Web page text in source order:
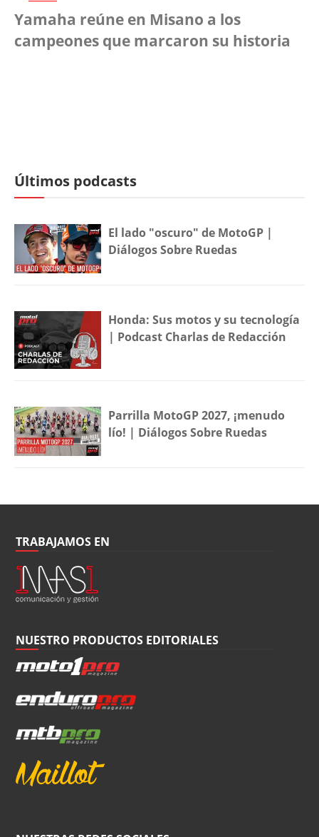
Yamaha reúne en Misano a los
campeones que marcaron su historia
Últimos podcasts
El lado "oscuro" de MotoGP |
Diálogos Sobre Ruedas
Honda: Sus motos y su tecnología
| Podcast Charlas de Redacción
Parrilla MotoGP 2027, ¡menudo
lío! | Diálogos Sobre Ruedas
TRABAJAMOS EN
NUESTRO PRODUCTOS EDITORIALES